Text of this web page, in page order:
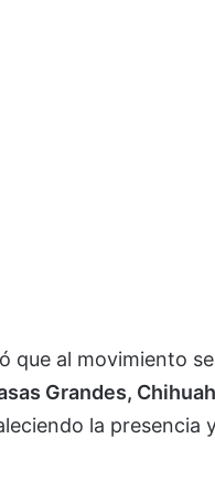
que al movimiento
Grandes,
la presencia